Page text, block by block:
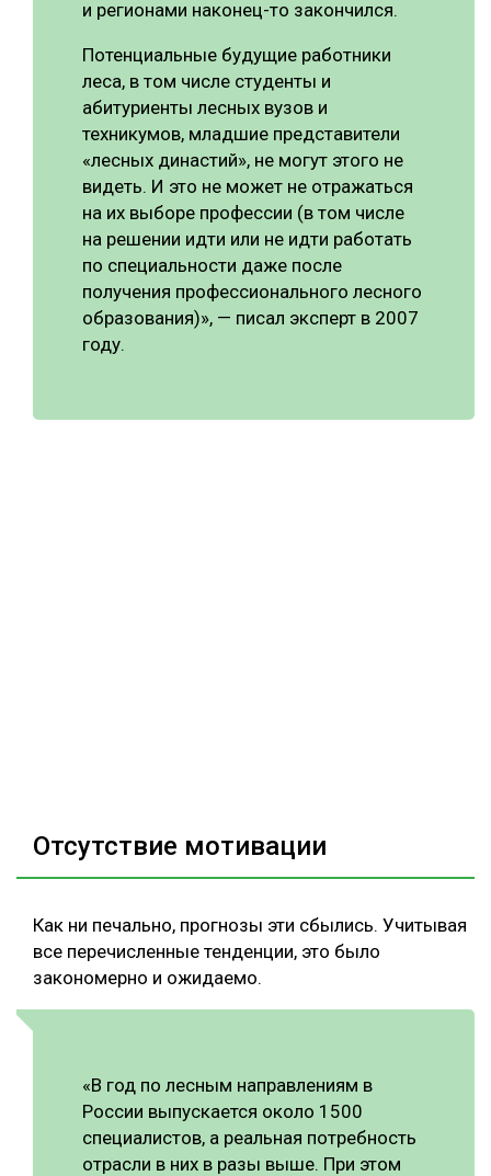
и регионами наконец-то закончился.
Потенциальные будущие работники
леса, в том числе студенты и
абитуриенты лесных вузов и
техникумов, младшие представители
«лесных династий», не могут этого не
видеть. И это не может не отражаться
на их выборе профессии (в том числе
на решении идти или не идти работать
по специальности даже после
получения профессионального лесного
образования)», — писал эксперт в 2007
году.
Отсутствие мотивации
Как ни печально, прогнозы эти сбылись. Учитывая
все перечисленные тенденции, это было
закономерно и ожидаемо.
«В год по лесным направлениям в
России выпускается около 1500
специалистов, а реальная потребность
отрасли в них в разы выше. При этом